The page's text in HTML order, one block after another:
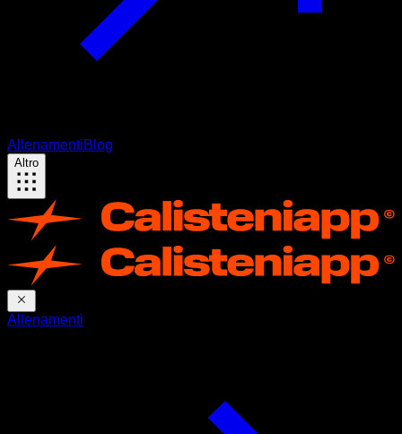
AllenamentiBlog
Altro
Allenamenti